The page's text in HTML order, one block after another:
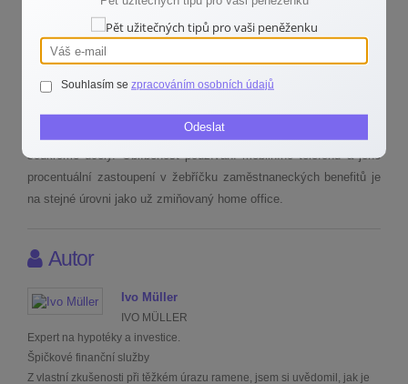
Přesto nejoblíbenějším benefitem jsou stále stravenky. Alespoň
pro obory jako je bankovnictví, farmaceutický průmysl nebo
zákaznická podpora. Ve službách a v gastronomickém odvětví
V žebříčku nejčastěji poskytovaných benefitů se dále objevují
nápoje zdarma, flexibilní pracovní doba a mobilní telefon pro
soukromé účely. Oblíbenost používání mobilního telefonu a jeho
procentuální zastoupení v žebříčku zaměstnaneckých benefitů je
na stejné úrovni jako už zmiňovaný home office.
Autor
Ivo Müller
IVO MÜLLER
Expert na hypotéky a investice.
Špičkové finanční služby
Z vlastní zkušenosti při těžkém úrazu ramene, jsem si uvědomil, jak je
Souhlasím se zpracováním osobních údajů
Odeslat